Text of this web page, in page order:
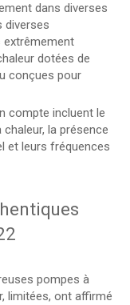
dans diverses
diverses
extrêmement
dotées de
conçues pour
compte incluent le
la présence
et leurs fréquences
pompes à
limitées, ont affirmé